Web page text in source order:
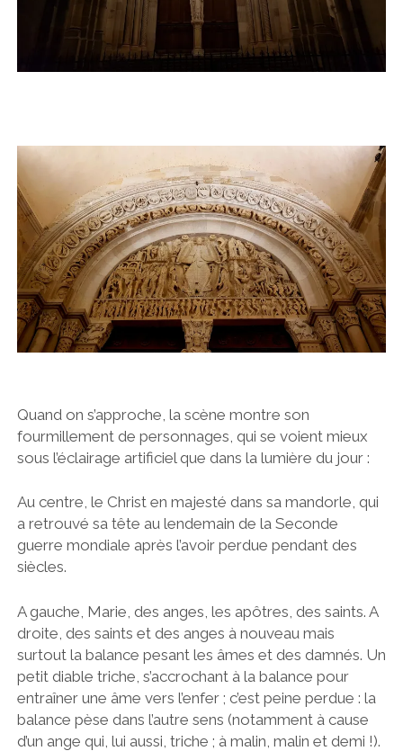
Quand on s’approche, la scène montre son
fourmillement de personnages, qui se voient mieux
sous l’éclairage artificiel que dans la lumière du jour :
Au centre, le Christ en majesté dans sa mandorle, qui
a retrouvé sa tête au lendemain de la Seconde
guerre mondiale après l’avoir perdue pendant des
siècles.
A gauche, Marie, des anges, les apôtres, des saints. A
droite, des saints et des anges à nouveau mais
surtout la balance pesant les âmes et des damnés. Un
petit diable triche, s’accrochant à la balance pour
entraîner une âme vers l’enfer ; c’est peine perdue : la
balance pèse dans l’autre sens (notamment à cause
d’un ange qui, lui aussi, triche ; à malin, malin et demi !).